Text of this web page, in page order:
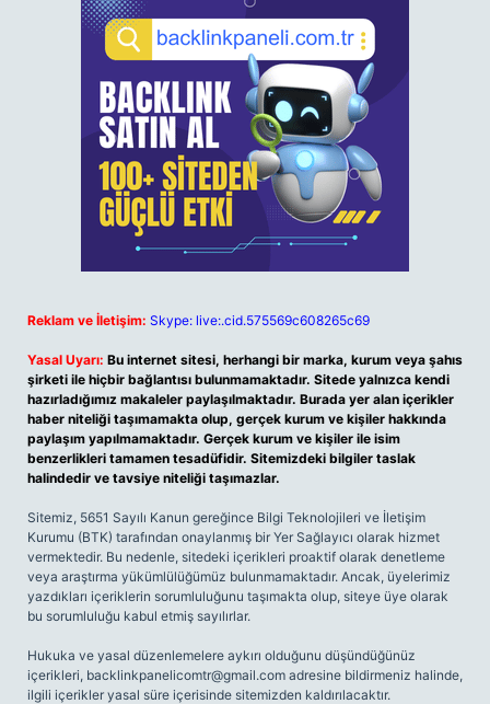
Reklam ve İletişim: Skype: live:.cid.575569c608265c69
Yasal Uyarı: Bu internet sitesi, herhangi bir marka, kurum veya şahıs
şirketi ile hiçbir bağlantısı bulunmamaktadır. Sitede yalnızca kendi
hazırladığımız makaleler paylaşılmaktadır. Burada yer alan içerikler
haber niteliği taşımamakta olup, gerçek kurum ve kişiler hakkında
paylaşım yapılmamaktadır. Gerçek kurum ve kişiler ile isim
benzerlikleri tamamen tesadüfidir. Sitemizdeki bilgiler taslak
halindedir ve tavsiye niteliği taşımazlar.
Sitemiz, 5651 Sayılı Kanun gereğince Bilgi Teknolojileri ve İletişim
Kurumu (BTK) tarafından onaylanmış bir Yer Sağlayıcı olarak hizmet
vermektedir. Bu nedenle, sitedeki içerikleri proaktif olarak denetleme
veya araştırma yükümlülüğümüz bulunmamaktadır. Ancak, üyelerimiz
yazdıkları içeriklerin sorumluluğunu taşımakta olup, siteye üye olarak
bu sorumluluğu kabul etmiş sayılırlar.
Hukuka ve yasal düzenlemelere aykırı olduğunu düşündüğünüz
içerikleri, backlinkpanelicomtr@gmail.com adresine bildirmeniz halinde,
ilgili içerikler yasal süre içerisinde sitemizden kaldırılacaktır.